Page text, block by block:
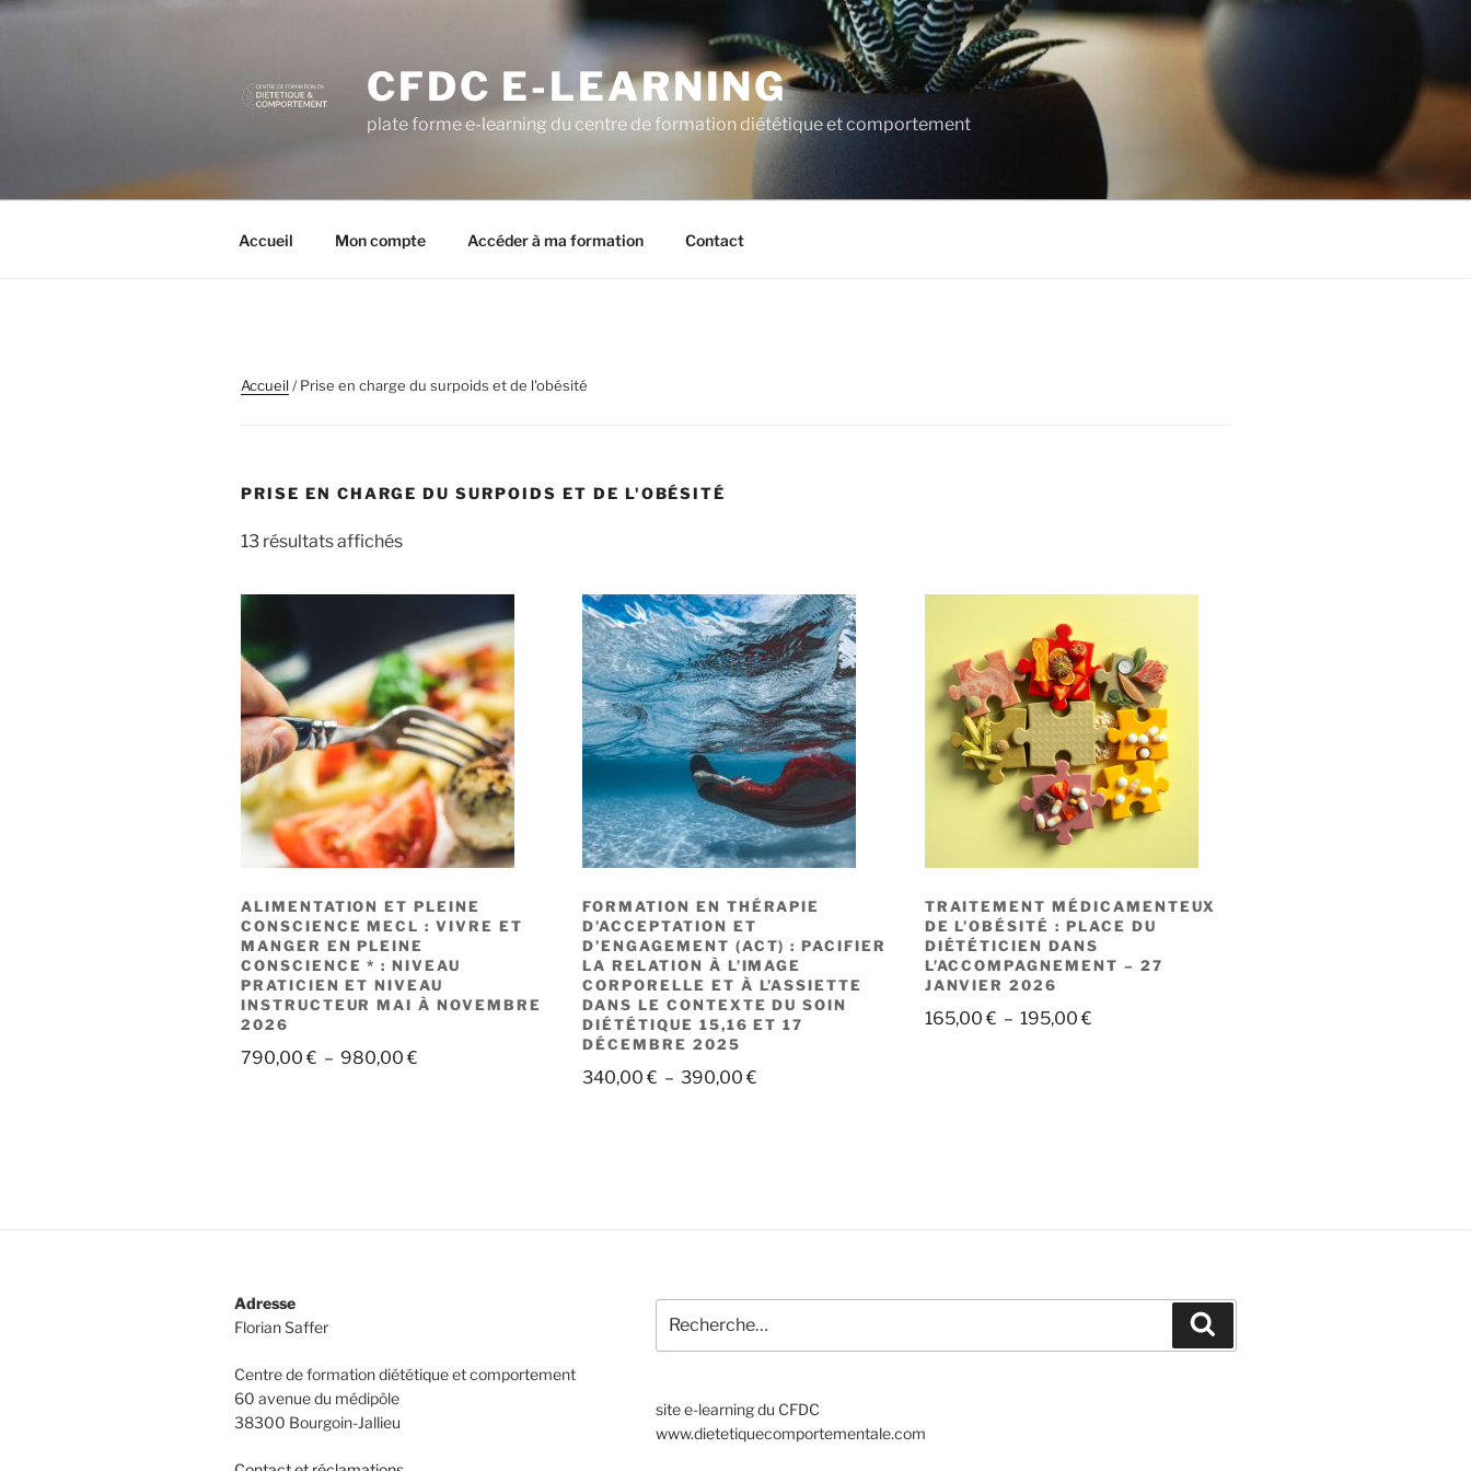
Aller
CFDC E-LEARNING
plate forme e-learning du centre de formation diététique et comportement
Accueil Mon compte Accéder à ma formation Contact
Accueil/ Prise en charge du surpoids et de l'obésité
PRISE EN CHARGE DU SURPOIDS ET DE L'OBÉSITÉ
13 résultats affichés
ALIMENTATION ET PLEINE
CONSCIENCE MECL : VIVRE ET
MANGER EN PLEINE
CONSCIENCE * : NIVEAU
PRATICIEN ET NIVEAU
INSTRUCTEUR MAI À NOVEMBRE
2026
790,00€ – 980,00€
FORMATION EN THÉRAPIE
D’ACCEPTATION ET
D’ENGAGEMENT (ACT) : PACIFIER
LA RELATION À L’IMAGE
CORPORELLE ET À L’ASSIETTE
DANS LE CONTEXTE DU SOIN
DIÉTÉTIQUE 15,16 ET 17
DÉCEMBRE 2025
340,00€ – 390,00€
TRAITEMENT MÉDICAMENTEUX
DE L’OBÉSITÉ : PLACE DU
DIÉTÉTICIEN DANS
L’ACCOMPAGNEMENT – 27
JANVIER 2026
165,00€ – 195,00€Plage
Adresse
Florian Saffer
Centre de formation diététique et comportement
60 avenue du médipôle
38300 Bourgoin-Jallieu
pour
:
site e-learning du CFDC
www.dietetiquecomportementale.com